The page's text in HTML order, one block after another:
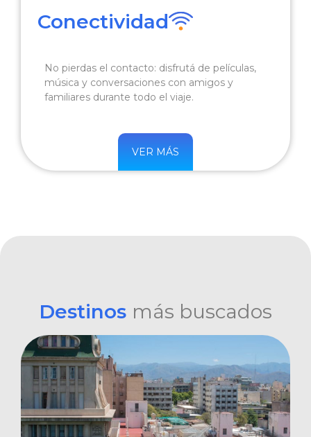
Conectividad
No pierdas el contacto: disfrutá de películas,
música y conversaciones con amigos y
familiares durante todo el viaje.
VER MÁS
Destinos más buscados